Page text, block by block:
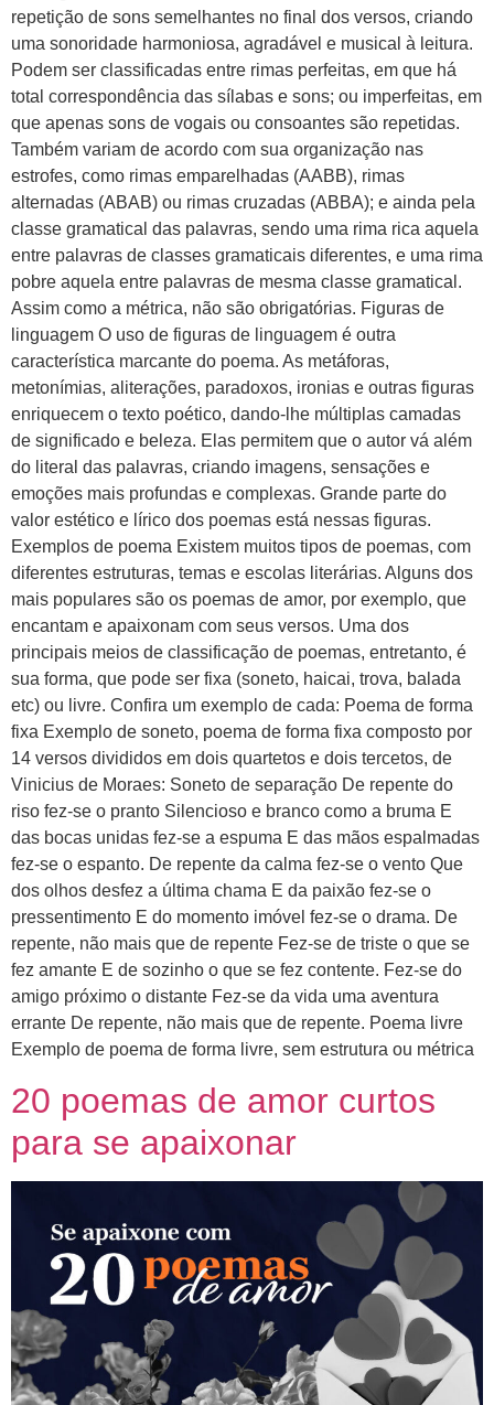
repetição de sons semelhantes no final dos versos, criando
uma sonoridade harmoniosa, agradável e musical à leitura.
Podem ser classificadas entre rimas perfeitas, em que há
total correspondência das sílabas e sons; ou imperfeitas, em
que apenas sons de vogais ou consoantes são repetidas.
Também variam de acordo com sua organização nas
estrofes, como rimas emparelhadas (AABB), rimas
alternadas (ABAB) ou rimas cruzadas (ABBA); e ainda pela
classe gramatical das palavras, sendo uma rima rica aquela
entre palavras de classes gramaticais diferentes, e uma rima
pobre aquela entre palavras de mesma classe gramatical.
Assim como a métrica, não são obrigatórias. Figuras de
linguagem O uso de figuras de linguagem é outra
característica marcante do poema. As metáforas,
metonímias, aliterações, paradoxos, ironias e outras figuras
enriquecem o texto poético, dando-lhe múltiplas camadas
de significado e beleza. Elas permitem que o autor vá além
do literal das palavras, criando imagens, sensações e
emoções mais profundas e complexas. Grande parte do
valor estético e lírico dos poemas está nessas figuras.
Exemplos de poema Existem muitos tipos de poemas, com
diferentes estruturas, temas e escolas literárias. Alguns dos
mais populares são os poemas de amor, por exemplo, que
encantam e apaixonam com seus versos. Uma dos
principais meios de classificação de poemas, entretanto, é
sua forma, que pode ser fixa (soneto, haicai, trova, balada
etc) ou livre. Confira um exemplo de cada: Poema de forma
fixa Exemplo de soneto, poema de forma fixa composto por
14 versos divididos em dois quartetos e dois tercetos, de
Vinicius de Moraes: Soneto de separação De repente do
riso fez-se o pranto Silencioso e branco como a bruma E
das bocas unidas fez-se a espuma E das mãos espalmadas
fez-se o espanto. De repente da calma fez-se o vento Que
dos olhos desfez a última chama E da paixão fez-se o
pressentimento E do momento imóvel fez-se o drama. De
repente, não mais que de repente Fez-se de triste o que se
fez amante E de sozinho o que se fez contente. Fez-se do
amigo próximo o distante Fez-se da vida uma aventura
errante De repente, não mais que de repente. Poema livre
Exemplo de poema de forma livre, sem estrutura ou métrica
20 poemas de amor curtos
para se apaixonar